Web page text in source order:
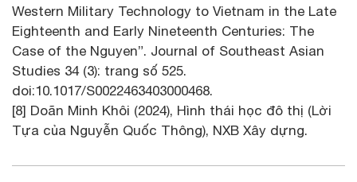
Western Military Technology to Vietnam in the Late
Eighteenth and Early Nineteenth Centuries: The
Case of the Nguyen”. Journal of Southeast Asian
Studies 34 (3): trang số 525.
doi:10.1017/S0022463403000468.
[8] Doãn Minh Khôi (2024), Hình thái học đô thị (Lời
Tựa của Nguyễn Quốc Thông), NXB Xây dựng.